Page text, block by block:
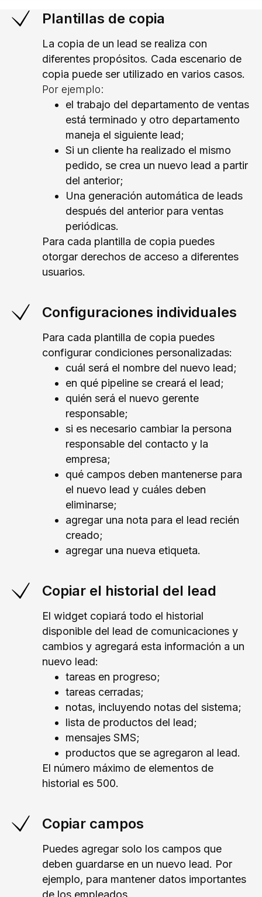
Plantillas de copia
La copia de un lead se realiza con
diferentes propósitos. Cada escenario de
copia puede ser utilizado en varios casos.
Por ejemplo:
el trabajo del departamento de ventas
está terminado y otro departamento
maneja el siguiente lead;
Si un cliente ha realizado el mismo
pedido, se crea un nuevo lead a partir
del anterior;
Una generación automática de leads
después del anterior para ventas
periódicas.
Para cada plantilla de copia puedes
otorgar derechos de acceso a diferentes
usuarios.
Configuraciones individuales
Para cada plantilla de copia puedes
configurar condiciones personalizadas:
cuál será el nombre del nuevo lead;
en qué pipeline se creará el lead;
quién será el nuevo gerente
responsable;
si es necesario cambiar la persona
responsable del contacto y la
empresa;
qué campos deben mantenerse para
el nuevo lead y cuáles deben
eliminarse;
agregar una nota para el lead recién
creado;
agregar una nueva etiqueta.
Copiar el historial del lead
El widget copiará todo el historial
disponible del lead de comunicaciones y
cambios y agregará esta información a un
nuevo lead:
tareas en progreso;
tareas cerradas;
notas, incluyendo notas del sistema;
lista de productos del lead;
mensajes SMS;
productos que se agregaron al lead.
El número máximo de elementos de
historial es 500.
Copiar campos
Puedes agregar solo los campos que
deben guardarse en un nuevo lead. Por
ejemplo, para mantener datos importantes
de los empleados.